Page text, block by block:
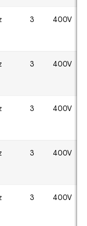
3 400V
3 400V
3 400V
3 400V
3 400V